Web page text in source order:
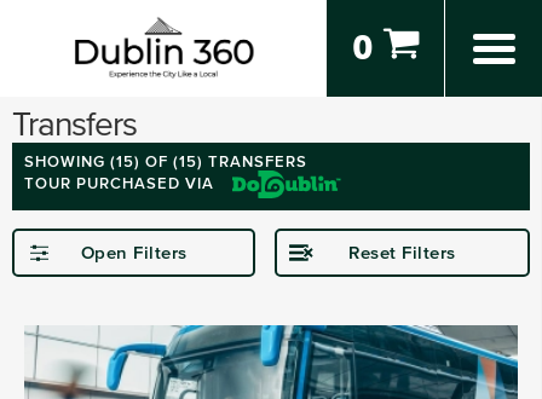
0
Transfers
SHOWING (15) OF (15) TRANSFERS
TOUR PURCHASED VIA
Open Filters Reset Filters
STARTING IN